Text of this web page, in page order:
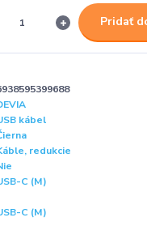
Pridať
kábel
redukcie
C (M)
C (M)